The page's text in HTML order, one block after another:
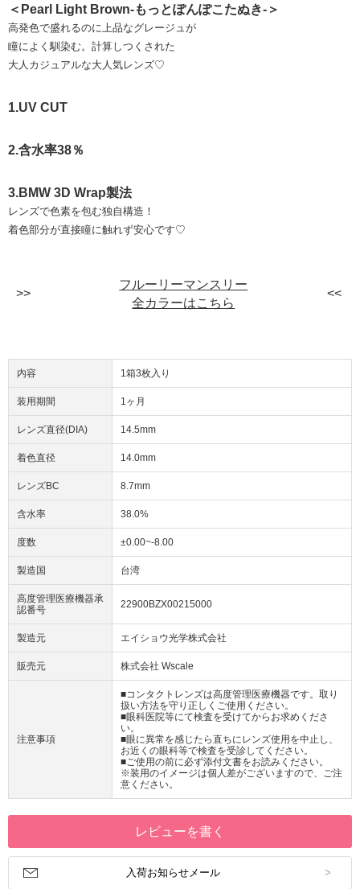
＜Pearl Light Brown-もっとぽんぽこたぬき-＞
⾼発色で盛れるのに上品なグレージュが
瞳によく馴染む。計算しつくされた
⼤⼈カジュアルな⼤⼈気レンズ♡
1.UV CUT
2.含水率38％
3.BMW 3D Wrap製法
レンズで色素を包む独自構造！
着色部分が直接瞳に触れず安心です♡
フルーリーマンスリー
全カラーはこちら
内容 1箱3枚入り
装用期間 1ヶ月
レンズ直径(DIA) 14.5mm
着色直径 14.0mm
レンズBC 8.7mm
含水率 38.0%
度数 ±0.00~-8.00
製造国 台湾
高度管理医療機器承
認番号
22900BZX00215000
製造元 エイショウ光学株式会社
販売元 株式会社 Wscale
注意事項
■コンタクトレンズは高度管理医療機器です。取り
扱い方法を守り正しくご使用ください。
■眼科医院等にて検査を受けてからお求めくださ
い。
■眼に異常を感じたら直ちにレンズ使用を中止し、
お近くの眼科等で検査を受診してください。
■ご使用の前に必ず添付文書をお読みください。
※装用のイメージは個人差がございますので、ご注
意ください。
レビューを書く
入荷お知らせメール